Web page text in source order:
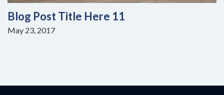
Blog Post Title Here 11
May 23, 2017